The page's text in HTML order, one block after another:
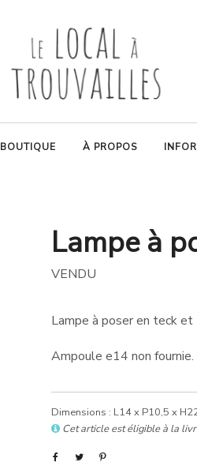
BOUTIQUE À PROPOS
Lampe à
VENDU
Lampe à poser en teck
Ampoule e14 non fournie.
Dimensions : L14 x P10,5 x
Cet article est éligible à la